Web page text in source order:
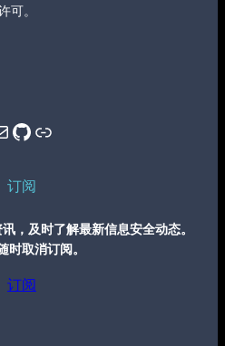
可。
GitHub Link
订阅
，及时了解最新信息安全动态。
时取消订阅。
订阅